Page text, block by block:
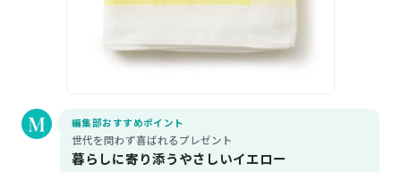
編集部おすすめポイント
世代を問わず喜ばれるプレゼント
暮らしに寄り添うやさしいイエロー